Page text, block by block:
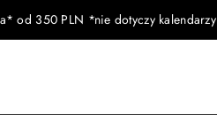
od 350 PLN *nie dotyczy